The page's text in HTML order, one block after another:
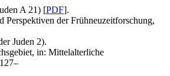
A 21) [PDF].
Perspektiven der Frühneuzeitforschung,
Juden 2).
in: Mittelalterliche